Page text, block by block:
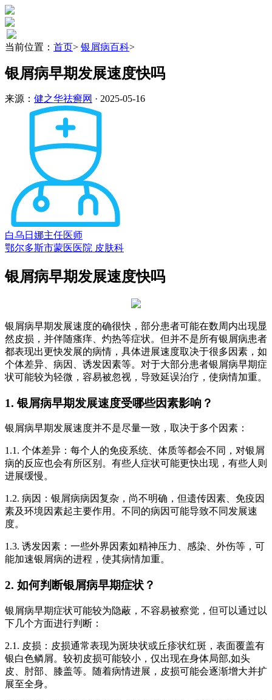
当前位置： 首页> 银屑病百科>
银屑病早期发展速度快吗
来源： 健之华祛癣网 · 2025-05-16
白乌日娜主任医师
鄂尔多斯市蒙医医院 皮肤科
银屑病早期发展速度快吗
银屑病早期发展速度的确很快，部分患者可能在数周内出现显
然皮损，并伴随瘙痒、灼热等症状。但并不是所有银屑病患者
都表现出更快发展的病情，具体进展速度取决于很多因素，如
个体差异、病因、诱发因素等。对于大部分患者银屑病早期症
状可能较为轻微，容易被忽视，导致延误治疗，使病情加重。
1. 银屑病早期发展速度受哪些因素影响？
银屑病早期发展速度并不是尽量一致，取决于多个因素：
1.1. 个体差异：每个人的免疫系统、体质等都会不同，对银屑
病的反应也会有所区别。有些人症状可能更快出现，有些人则
进展缓慢。
1.2. 病因：银屑病病因复杂，尚不明确，但遗传因素、免疫因
素及环境因素起主要作用。不同的病因可能导致不同发展速
度。
1.3. 诱发因素：一些外界因素如精神压力、感染、外伤等，可
能加速银屑病的进程，使其病情加重。
2. 如何判断银屑病早期症状？
银屑病早期症状可能较为隐蔽，不容易被察觉，但可以通过以
下几个方面进行判断：
2.1. 皮损：皮损通常表现为斑块状或丘疹状红斑，表面覆盖有
银白色鳞屑。较初皮损可能较小，仅出现在身体局部,如头
皮、肘部、膝盖等。随着病情进展，皮损可能会逐渐增大并扩
展至全身。